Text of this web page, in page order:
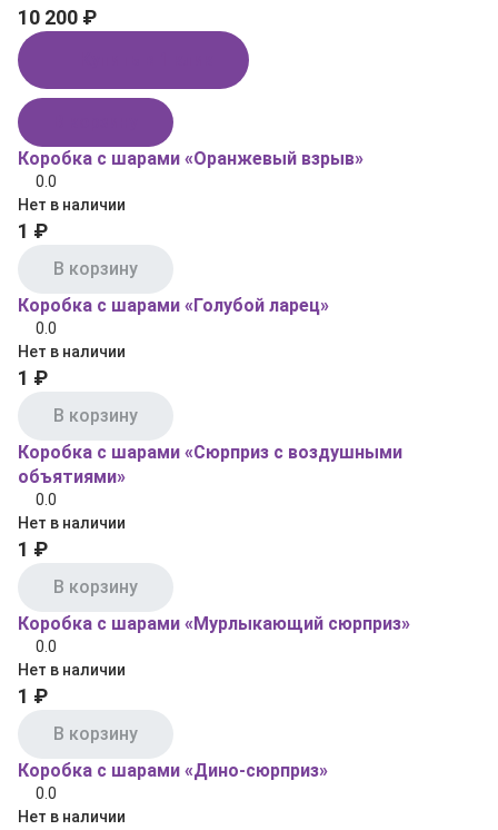
10 200 ₽
Коробка с шарами «Оранжевый взрыв»
0.0
Нет в наличии
1 ₽
В корзину
Коробка с шарами «Голубой ларец»
0.0
Нет в наличии
1 ₽
В корзину
Коробка с шарами «Сюрприз с воздушными
объятиями»
0.0
Нет в наличии
1 ₽
В корзину
Коробка с шарами «Мурлыкающий сюрприз»
0.0
Нет в наличии
1 ₽
В корзину
Коробка с шарами «Дино-сюрприз»
0.0
Нет в наличии